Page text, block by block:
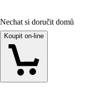
Nechat si doručit domů
Koupit on-line